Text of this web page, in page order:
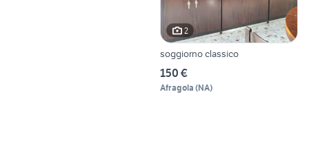
2
soggiorno classico
150 €
Afragola (NA)